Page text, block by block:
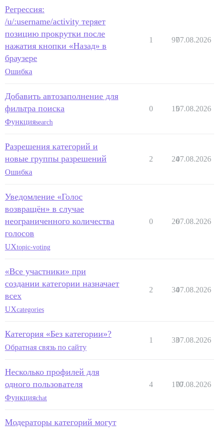
Регрессия:
/u/:username/activity теряет
позицию прокрутки после
нажатия кнопки «Назад» в
браузере
Ошибка
1 9707.08.2026
Добавить автозаполнение для
фильтра поиска
Функцияsearch
0 1507.08.2026
Разрешения категорий и
новые группы разрешений
Ошибка
2 2407.08.2026
Уведомление «Голос
возвращён» в случае
неограниченного количества
голосов
UXtopic-voting
0 2607.08.2026
«Все участники» при
создании категории назначает
всех
UXcategories
2 3407.08.2026
Категория «Без категории»?
Обратная связь по сайту
1 3307.08.2026
Несколько профилей для
одного пользователя
Функцияchat
4 170
07.08.2026
Модераторы категорий могут